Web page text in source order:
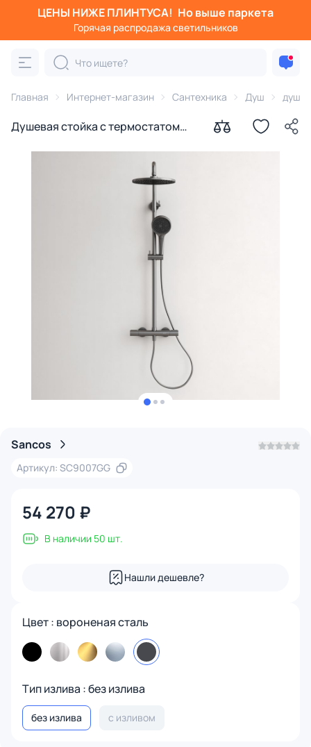
ЦЕНЫ НИЖЕ ПЛИНТУСА! Но выше паркета
Горячая распродажа светильников
Главная Интернет-магазин Сантехника Душ
Душевая стойка с термостатом
Sancos
Артикул: SC9007GG
54 270 ₽
В наличии 50 шт.
Нашли дешевле?
Цвет : вороненая сталь
Тип излива : без излива
без излива с изливом